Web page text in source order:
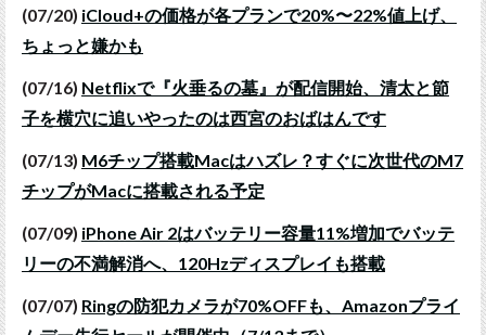
(07/20) iCloud+の価格が各プランで20%〜22%値上げ、
ちょっと嫌かも
(07/16) Netflixで『火垂るの墓』が配信開始、清太と節
子を横穴に追いやったのは西宮のおばはんです
(07/13) M6チップ搭載Macはハズレ？すぐに次世代のM7
チップがMacに搭載される予定
(07/09) iPhone Air 2はバッテリー容量11%増加でバッテ
リーの不満解消へ、120Hzディスプレイも搭載
(07/07) Ringの防犯カメラが70%OFFも、Amazonプライ